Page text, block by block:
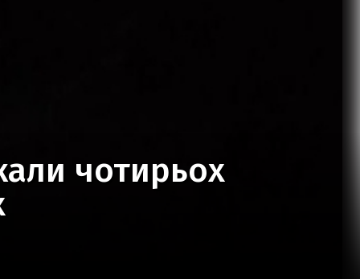
чотирьох